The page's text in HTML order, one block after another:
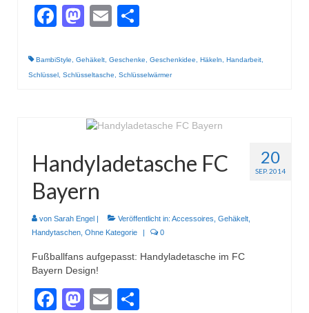
Facebook
Mastodon
Email
BambiStyle Gehäkelt Geschenke Geschenkidee Häkeln Handarbeit
Schlüssel Schlüsseltasche Schlüsselwärmer
20
SEP. 2014
Handyladetasche FC
Bayern
von Sarah Engel | Veröffentlicht in: Accessoires Gehäkelt
Handytaschen Ohne Kategorie | 0
Fußballfans aufgepasst: Handyladetasche im FC
Bayern Design!
Facebook
Mastodon
Email